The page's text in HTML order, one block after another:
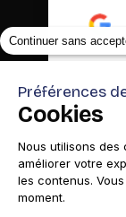
Continuer sans
Préférences
Cookies
Nous utilisons des
améliorer votre
les contenus.
moment.